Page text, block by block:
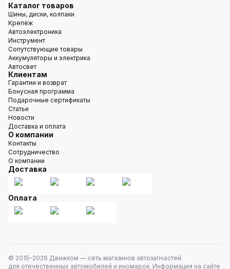
Каталог товаров
Шины, диски, колпаки
Крепёж
Автоэлектроника
Инструмент
Сопутствующие товары
Аккумуляторы и электрика
Автосвет
Клиентам
Гарантии и возврат
Бонусная программа
Подарочные сертификаты
Статьи
Новости
Доставка и оплата
О компании
Контакты
Сотрудничество
О компании
Доставка
Оплата
© 2015–2026 Движком — сеть магазинов автозапчастей
для отечественных автомобилей и иномарок. Информация на сайте